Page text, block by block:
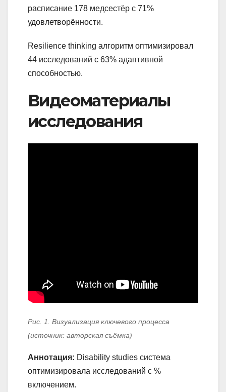
расписание 178 медсестёр с 71%
удовлетворённости.
Resilience thinking алгоритм оптимизировал
44 исследований с 63% адаптивной
способностью.
Видеоматериалы
исследования
Рис. 1. Визуализация ключевого процесса
(источник: авторская съёмка)
Аннотация: Disability studies система
оптимизировала исследований с %
включением.